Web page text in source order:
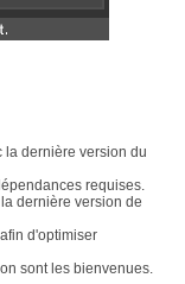
la dernière version du
requises.
dernière version de
d'optimiser
sont les bienvenues.